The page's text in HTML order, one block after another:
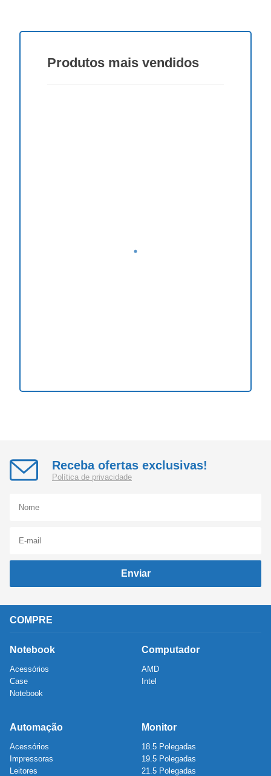
Produtos mais vendidos
Receba ofertas exclusivas!
Política de privacidade
Enviar
COMPRE
Notebook
Acessórios
Case
Notebook
Computador
AMD
Intel
Automação
Acessórios
Impressoras
Leitores
Monitor
18.5 Polegadas
19.5 Polegadas
21.5 Polegadas